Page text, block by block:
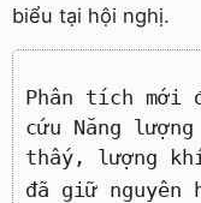
biểu tại hội nghị.
Phân tích mới
cứu Năng
thấy, lượng
đã giữ nguyên